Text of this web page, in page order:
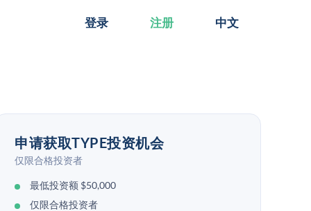
登录 注册 中文
申请获取TYPE投资机会
仅限合格投资者
最低投资额 $50,000
仅限合格投资者